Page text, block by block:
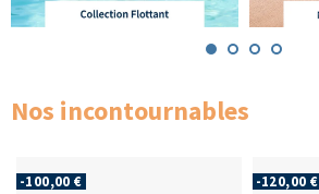
Nos incontournables
-100,00 € -120,00 €